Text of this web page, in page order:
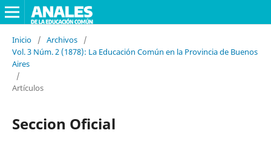
Inicio / Archivos
/
Vol. 3 Núm. 2 (1878): La Educación Común en la Provincia de Buenos
Aires
/
Artículos
Seccion Oficial